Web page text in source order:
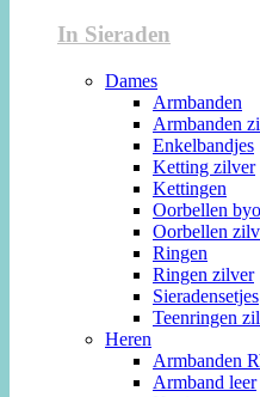
In Sieraden
Dames
Armbanden
Armbanden
Enkelbandjes
Ketting zilver
Kettingen
Oorbellen
Oorbellen
Ringen
Ringen zilver
Sieradensetjes
Teenringen
Heren
Armbanden
Armband leer